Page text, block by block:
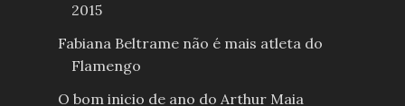
2015
Fabiana Beltrame não é mais atleta do
Flamengo
O bom inicio de ano do Arthur Maia